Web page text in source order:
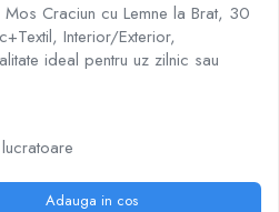
Craciun cu Lemne la Brat, 30
Interior/Exterior,
ideal pentru uz zilnic sau
Adauga in cos